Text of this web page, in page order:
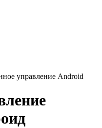
управление Android